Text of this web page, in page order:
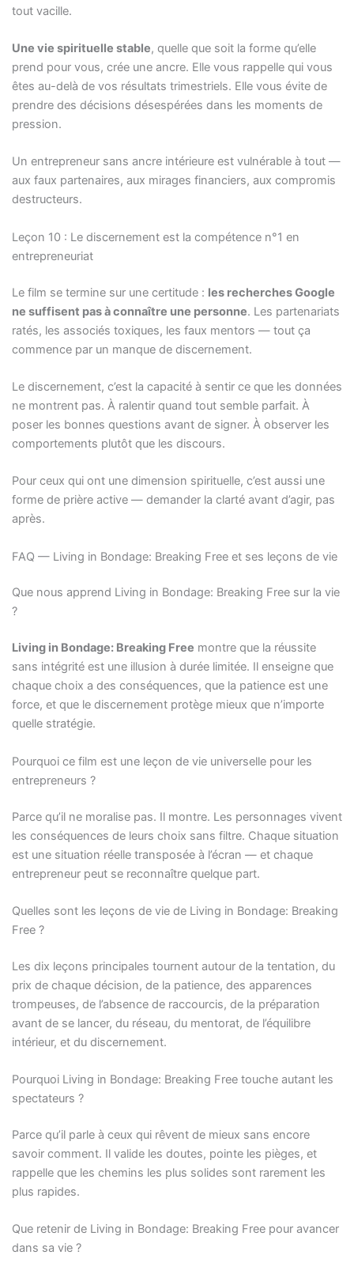
tout vacille.
Une vie spirituelle stable, quelle que soit la forme qu’elle
prend pour vous, crée une ancre. Elle vous rappelle qui vous
êtes au-delà de vos résultats trimestriels. Elle vous évite de
prendre des décisions désespérées dans les moments de
pression.
Un entrepreneur sans ancre intérieure est vulnérable à tout —
aux faux partenaires, aux mirages financiers, aux compromis
destructeurs.
Leçon 10 : Le discernement est la compétence n°1 en
entrepreneuriat
Le film se termine sur une certitude : les recherches Google
ne suffisent pas à connaître une personne. Les partenariats
ratés, les associés toxiques, les faux mentors — tout ça
commence par un manque de discernement.
Le discernement, c’est la capacité à sentir ce que les données
ne montrent pas. À ralentir quand tout semble parfait. À
poser les bonnes questions avant de signer. À observer les
comportements plutôt que les discours.
Pour ceux qui ont une dimension spirituelle, c’est aussi une
forme de prière active — demander la clarté avant d’agir, pas
après.
FAQ — Living in Bondage: Breaking Free et ses leçons de vie
Que nous apprend Living in Bondage: Breaking Free sur la vie
?
Living in Bondage: Breaking Free montre que la réussite
sans intégrité est une illusion à durée limitée. Il enseigne que
chaque choix a des conséquences, que la patience est une
force, et que le discernement protège mieux que n’importe
quelle stratégie.
Pourquoi ce film est une leçon de vie universelle pour les
entrepreneurs ?
Parce qu’il ne moralise pas. Il montre. Les personnages vivent
les conséquences de leurs choix sans filtre. Chaque situation
est une situation réelle transposée à l’écran — et chaque
entrepreneur peut se reconnaître quelque part.
Quelles sont les leçons de vie de Living in Bondage: Breaking
Free ?
Les dix leçons principales tournent autour de la tentation, du
prix de chaque décision, de la patience, des apparences
trompeuses, de l’absence de raccourcis, de la préparation
avant de se lancer, du réseau, du mentorat, de l’équilibre
intérieur, et du discernement.
Pourquoi Living in Bondage: Breaking Free touche autant les
spectateurs ?
Parce qu’il parle à ceux qui rêvent de mieux sans encore
savoir comment. Il valide les doutes, pointe les pièges, et
rappelle que les chemins les plus solides sont rarement les
plus rapides.
Que retenir de Living in Bondage: Breaking Free pour avancer
dans sa vie ?